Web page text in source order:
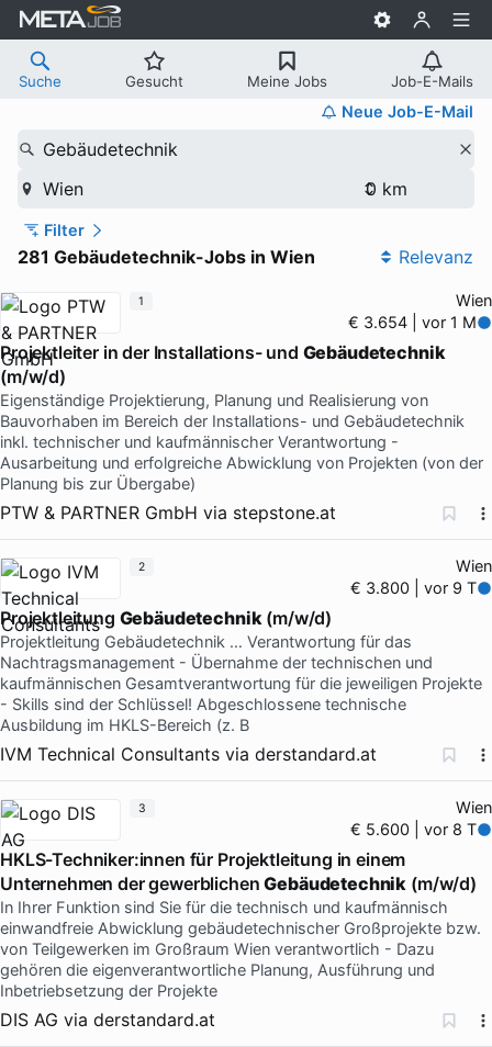
Suche Gesucht Meine Jobs Job-E-Mails
Neue Job-E-Mail
Gebäudetechnik
Wien
Filter
281 Gebäudetechnik-Jobs in Wien Relevanz
Wien
€ 3.654 | vor 1 M
Projektleiter in der Installations- und Gebäudetechnik
(m/w/d)
Eigenständige Projektierung, Planung und Realisierung von
Bauvorhaben im Bereich der Installations- und Gebäudetechnik
inkl. technischer und kaufmännischer Verantwortung -
Ausarbeitung und erfolgreiche Abwicklung von Projekten (von der
Planung bis zur Übergabe)
PTW & PARTNER GmbH via stepstone.at
1
Wien
€ 3.800 | vor 9 T
Projektleitung Gebäudetechnik (m/w/d)
Projektleitung Gebäudetechnik … Verantwortung für das
Nachtragsmanagement - Übernahme der technischen und
kaufmännischen Gesamtverantwortung für die jeweiligen Projekte
- Skills sind der Schlüssel! Abgeschlossene technische
Ausbildung im HKLS-Bereich (z. B
IVM Technical Consultants via derstandard.at
2
Wien
€ 5.600 | vor 8 T
HKLS-Techniker:innen für Projektleitung in einem
Unternehmen der gewerblichenGebäudetechnik (m/w/d)
In Ihrer Funktion sind Sie für die technisch und kaufmännisch
einwandfreie Abwicklung gebäudetechnischer Großprojekte bzw.
von Teilgewerken im Großraum Wien verantwortlich - Dazu
gehören die eigenverantwortliche Planung, Ausführung und
Inbetriebsetzung der Projekte
DIS AG via derstandard.at
3